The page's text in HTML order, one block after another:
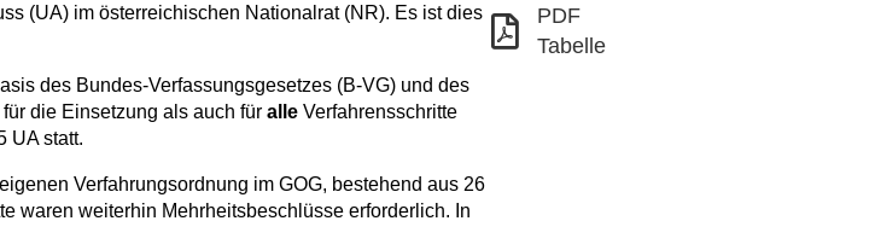
(UA) im österreichischen Nationalrat (NR). Es ist dies
des Bundes-Verfassungsgesetzes (B-VG) und des
die Einsetzung als auch für alle Verfahrensschritte
UA statt.
Verfahrungsordnung im GOG, bestehend aus 26
waren weiterhin Mehrheitsbeschlüsse erforderlich. In
PDF
Tabelle